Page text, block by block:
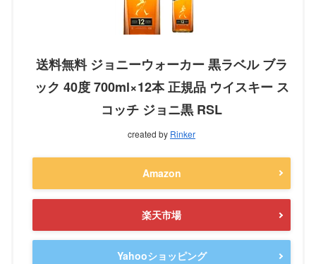
送料無料 ジョニーウォーカー 黒ラベル ブラ
ック 40度 700ml×12本 正規品 ウイスキー ス
コッチ ジョニ黒 RSL
created by Rinker
Amazon
楽天市場
Yahooショッピング